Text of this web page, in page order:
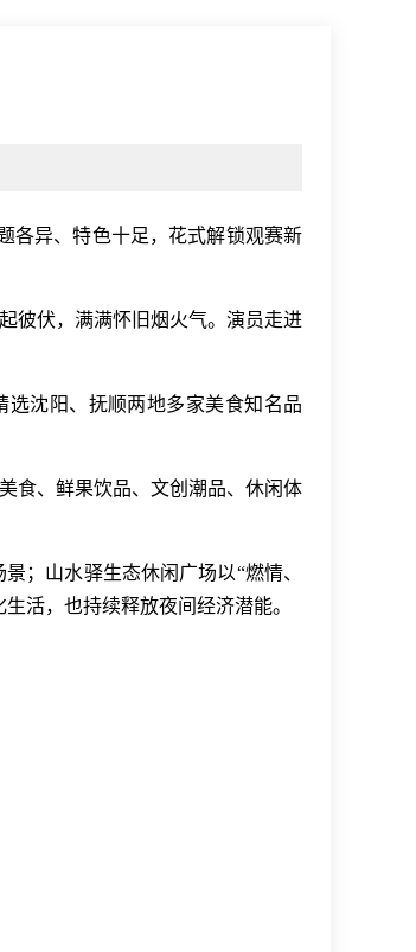
各异、特色十足，花式解锁观赛新
彼伏，满满怀旧烟火气。演员走进
沈阳、抚顺两地多家美食知名品
食、鲜果饮品、文创潮品、休闲体
；山水驿生态休闲广场以“燃情、
活，也持续释放夜间经济潜能。